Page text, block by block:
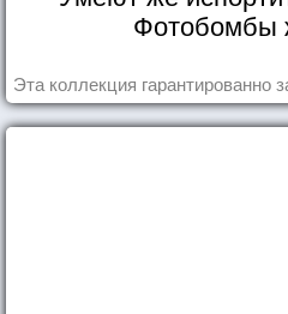
Фотобомбы
Эта коллекция гарантированно